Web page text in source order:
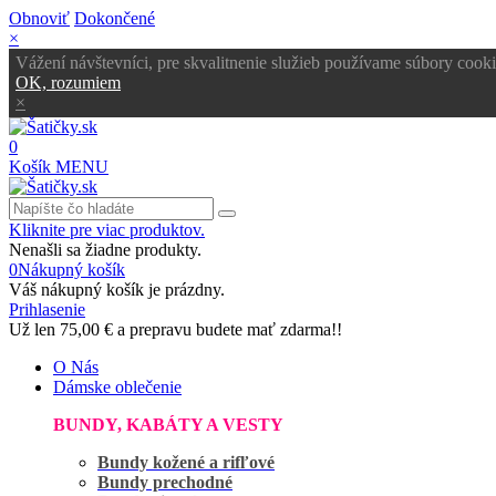
Obnoviť Dokončené
×
Vážení návštevníci, pre skvalitnenie služieb používame súbory
OK, rozumiem
×
0
Košík MENU
Kliknite pre viac produktov.
Nenašli sa žiadne produkty.
0Nákupný košík
Váš nákupný košík je prázdny.
Prihlasenie
Už len 75,00 € a prepravu budete mať zdarma!!
O Nás
Dámske oblečenie
BUNDY, KABÁTY A VESTY
Bundy kožené a rifľové
Bundy prechodné